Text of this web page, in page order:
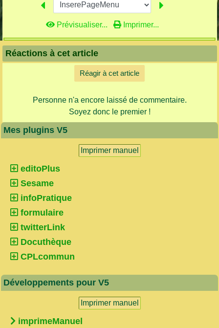
Mes plugins V5
Imprimer manuel
editoPlus
Sesame
infoPratique
formulaire
twitterLink
Docuthèque
CPLcommun
Développements pour V5
Imprimer manuel
imprimeManuel
Prévisualiser... Imprimer...
Réactions à cet article
Réagir à cet article
Personne n'a encore laissé de commentaire.
Soyez donc le premier !